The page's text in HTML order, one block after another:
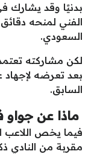
بدنيًا وقد يشارك
الفني لمنحه
السعودي.
لكن مشاركته
بعد تعرضه
السابق.
ماذا عن
فيما يخص اللاعب
مقربة من النادي